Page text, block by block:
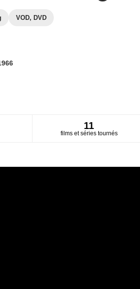
VOD, DVD
11
films et séries tournés